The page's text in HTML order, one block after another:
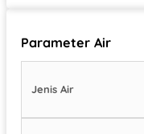
Parameter Air
Jenis Air